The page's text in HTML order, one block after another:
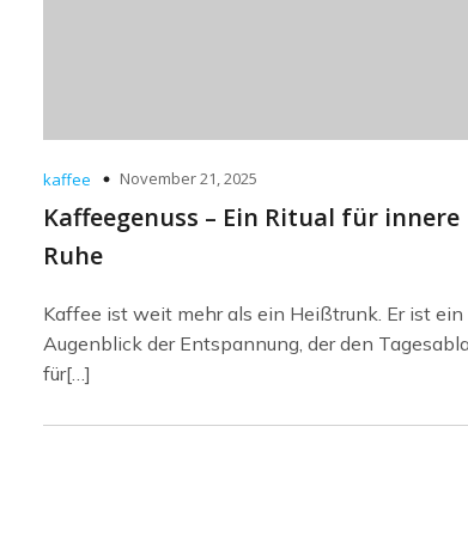
kaffee November 21, 2025
Kaffeegenuss – Ein Ritual für innere
Ruhe
Kaffee ist weit mehr als ein Heißtrunk. Er ist ein
Augenblick der Entspannung, der den
für[…]